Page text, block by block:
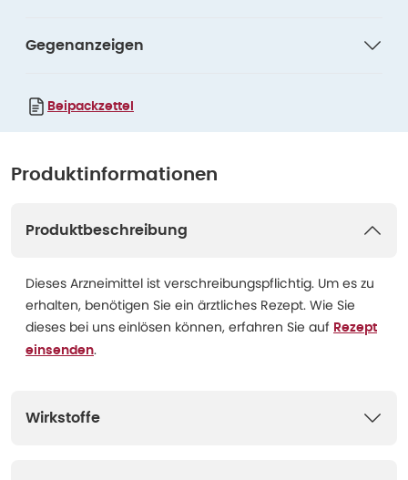
Gegenanzeigen
Beipackzettel
Produktinformationen
Produktbeschreibung
Dieses Arzneimittel ist verschreibungspflichtig. Um es zu
erhalten, benötigen Sie ein ärztliches Rezept. Wie Sie
dieses bei uns einlösen können, erfahren Sie auf Rezept
einsenden.
Wirkstoffe